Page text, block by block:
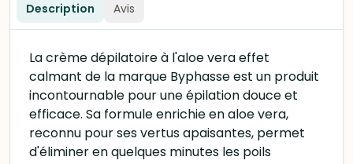
Description Avis
La crème dépilatoire à l'aloe vera effet
calmant de la marque Byphasse est un produit
incontournable pour une épilation douce et
efficace. Sa formule enrichie en aloe vera,
reconnu pour ses vertus apaisantes, permet
d'éliminer en quelques minutes les poils